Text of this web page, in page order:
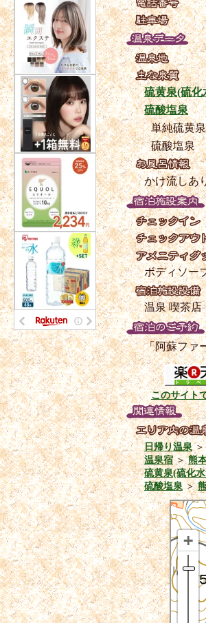
硫黄泉(硫化
硫酸塩泉
単純硫黄
硫酸塩泉
かけ流しあ
ボディソー
温泉喫茶店
「阿蘇ファ
このサイト
日帰り温泉
温泉宿＞熊
硫黄泉(硫化
硫酸塩泉＞